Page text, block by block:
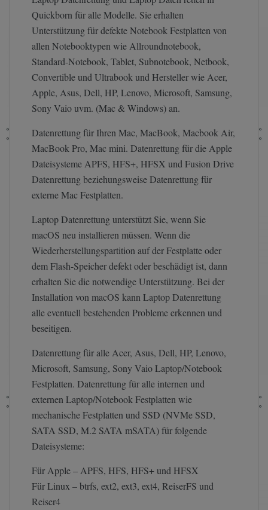
Quickborn für alle Modelle. Sie erhalten
Unterstützung für defekte Notebook Festplatten von
allen Notebooktypen wie Allroundnotebook,
Standard-Notebook, Tablet, Subnotebook, Netbook,
Convertible und Ultrabook und Hersteller wie Acer,
Apple, Asus, Dell, HP, Lenovo, Microsoft, Samsung,
Sony Vaio uvm. (Mac & Windows) an.
Datenrettung für Ihren Mac, MacBook, Macbook Air,
MacBook Pro, Mac mini. Datenrettung für die Apple
Dateisysteme APFS, HFS+, HFSX und Fusion Drive
Datenrettung beziehungsweise Datenrettung für
externe Mac Festplatten.
Laptop Datenrettung unterstützt Sie, wenn Sie
macOS neu installieren müssen. Wenn die
Wiederherstellungspartition auf der Festplatte oder
dem Flash-Speicher defekt oder beschädigt ist, dann
erhalten Sie die notwendige Unterstützung. Bei der
Installation von macOS kann Laptop Datenrettung
alle eventuell bestehenden Probleme erkennen und
beseitigen.
Datenrettung für alle Acer, Asus, Dell, HP, Lenovo,
Microsoft, Samsung, Sony Vaio Laptop/Notebook
Festplatten. Datenrettung für alle internen und
externen Laptop/Notebook Festplatten wie
mechanische Festplatten und SSD (NVMe SSD,
SATA SSD, M.2 SATA mSATA) für folgende
Dateisysteme:
Für Apple – APFS, HFS, HFS+ und HFSX
Für Linux – btrfs, ext2, ext3, ext4, ReiserFS und
Reiser4